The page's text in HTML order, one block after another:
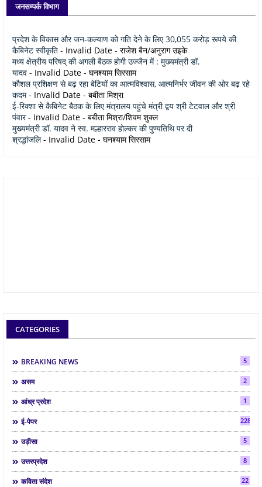
जनसम्पर्क विभाग
प्रदेश के विकास और जन-कल्याण को गति देने के लिए 30,055 करोड़ रूपये की
कैबिनेट स्वीकृति - Invalid Date - राजेश बैन/अनुराग उइके
मध्य क्षेत्रीय परिषद् की अगली बैठक होगी उज्जैन में : मुख्यमंत्री डॉ.
यादव - Invalid Date - घनश्याम सिरसाम
कौशल प्रशिक्षण से बढ़ रहा बेटियों का आत्मविश्वास, आत्मनिर्भर जीवन की ओर बढ़ रहे
कदम- Invalid Date - बबीता मिश्रा
ई-रिक्शा से कैबिनेट बैठक के लिए मंत्रालय पहुंचे मंत्री द्वय श्री टेटवाल और श्री
पंवार- Invalid Date - बबीता मिश्रा/शिवम शुक्ल
मुख्यमंत्री डॉ. यादव ने स्व. मल्हारराव होल्कर की पुण्यतिथि पर दी
श्रद्धांजलि- Invalid Date - घनश्याम सिरसाम
CATEGORIES
BREAKING NEWS 5
असम 2
आंध्र प्रदेश 1
ई-पेपर 2286
उड़ीसा 5
उत्तरप्रदेश 8
कविता संदेश 22